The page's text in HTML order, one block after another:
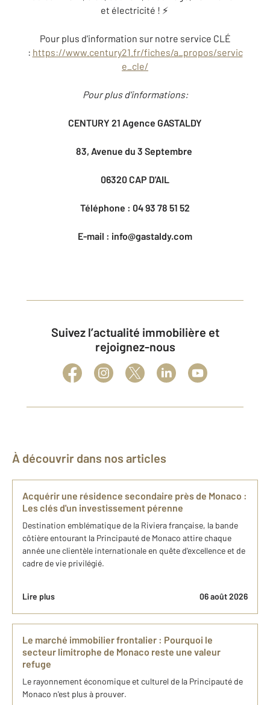
et électricité ! ⚡️
Pour plus d'information sur notre service CLÉ
: https://www.century21.fr/fiches/a_propos/servic
e_cle/
Pour plus d'informations:
CENTURY 21 Agence GASTALDY
83, Avenue du 3 Septembre
06320 CAP D'AIL
Téléphone : 04 93 78 51 52
E-mail : info@gastaldy.com
Suivez l’actualité immobilière et
rejoignez-nous
À découvrir dans nos articles
Acquérir une résidence secondaire près de Monaco :
Les clés d'un investissement pérenne
Destination emblématique de la Riviera française, la bande
côtière entourant la Principauté de Monaco attire chaque
année une clientèle internationale en quête d'excellence et de
cadre de vie privilégié.
Lire plus 06 août 2026
Le marché immobilier frontalier : Pourquoi le
secteur limitrophe de Monaco reste une valeur
refuge
Le rayonnement économique et culturel de la Principauté de
Monaco n'est plus à prouver.